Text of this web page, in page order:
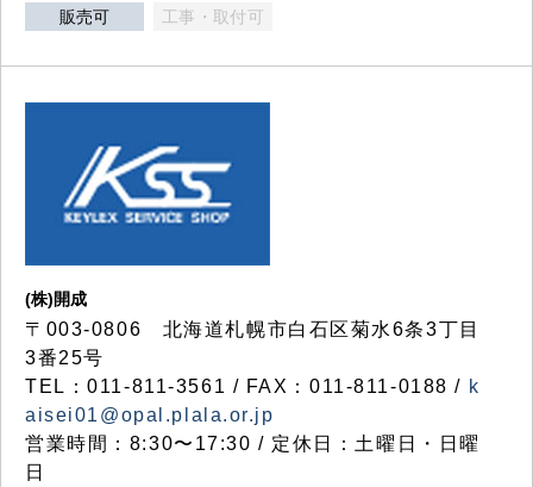
販売可 工事・取付可
(株)開成
〒003-0806 北海道札幌市白石区菊水6条3丁目
3番25号
TEL：011-811-3561 / FAX：011-811-0188 / k
aisei01@opal.plala.or.jp
営業時間：8:30〜17:30 / 定休日：土曜日・日曜
日